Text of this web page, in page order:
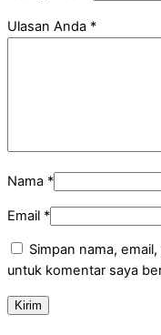
Ulasan Anda *
Nama *
Email *
Simpan nama,
untuk komentar saya